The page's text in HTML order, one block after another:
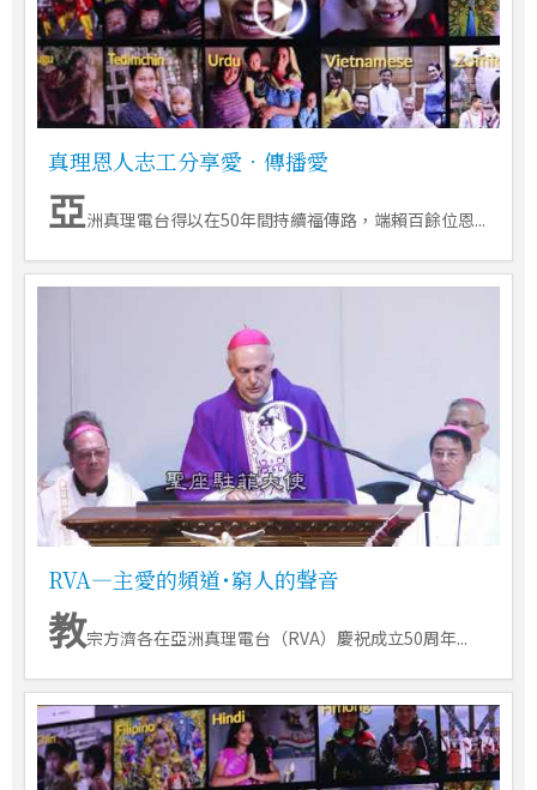
真理恩人志工分享愛．傳播愛
亞洲真理電台得以在50年間持續福傳路，端賴百餘位恩...
RVA―主愛的頻道˙窮人的聲音
教宗方濟各在亞洲真理電台（RVA）慶祝成立50周年...